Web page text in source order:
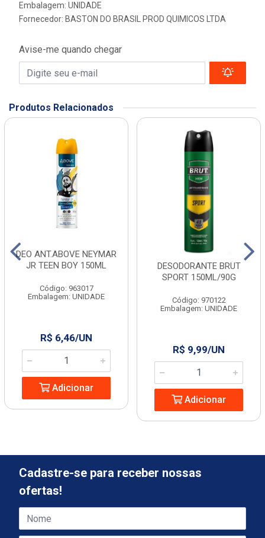
Embalagem: UNIDADE
Fornecedor: BASTON DO BRASIL PROD QUIMICOS LTDA
Avise-me quando chegar
Produtos Relacionados
DEO ANT.ABOVE NEYMAR
JR TEEN BOY 150ML
Código: 963017
Embalagem: UNIDADE
R$ 6,46/UN
Adicionar
DESODORANTE BRUT
SPORT 150ML/90G
Código: 970122
Embalagem: UNIDADE
R$ 9,99/UN
Adicionar
Cadastre-se para receber nossas
ofertas!